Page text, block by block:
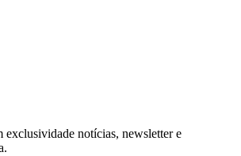
exclusividade notícias, newsletter e